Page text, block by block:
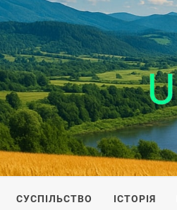
IS
СУСПІЛЬСТВО ІСТОРІЯ